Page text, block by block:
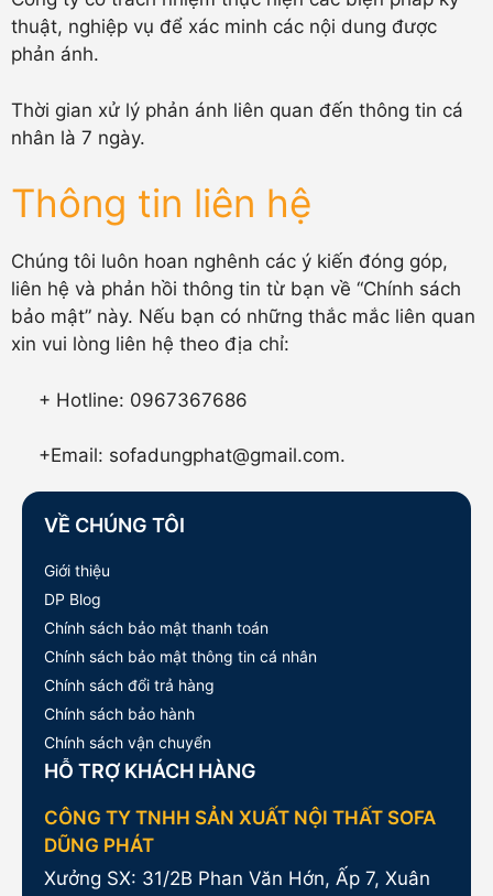
thuật, nghiệp vụ để xác minh các nội dung được
phản ánh.
Thời gian xử lý phản ánh liên quan đến thông tin cá
nhân là 7 ngày.
Thông tin liên hệ
Chúng tôi luôn hoan nghênh các ý kiến đóng góp,
liên hệ và phản hồi thông tin từ bạn về “Chính sách
bảo mật” này. Nếu bạn có những thắc mắc liên quan
xin vui lòng liên hệ theo địa chỉ:
+ Hotline: 0967367686
+Email: sofadungphat@gmail.com.
VỀ CHÚNG TÔI
Giới thiệu
DP Blog
Chính sách bảo mật thanh toán
Chính sách bảo mật thông tin cá nhân
Chính sách đổi trả hàng
Chính sách bảo hành
Chính sách vận chuyển
HỖ TRỢ KHÁCH HÀNG
CÔNG TY TNHH SẢN XUẤT NỘI THẤT SOFA
DŨNG PHÁT
Xưởng SX: 31/2B Phan Văn Hớn, Ấp 7, Xuân